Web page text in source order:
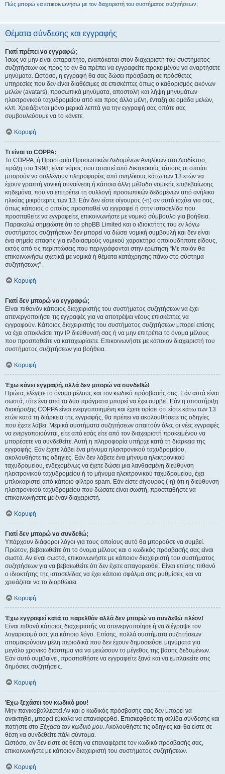
Πώς μπορώ να επικοινωνήσω με τον διαχειριστή του συστήματος συζητήσεων;
Θέματα σύνδεσης και εγγραφής
Γιατί πρέπει να εγγραφώ;
Ίσως να μην είναι απαραίτητο, εναπόκειται στον διαχειριστή του συστήματος
συζητήσεων ως προς το αν θα πρέπει να εγγραφείτε προκειμένου να αναρτήσετε
μηνύματα. Ωστόσο, η εγγραφή θα σας δώσει πρόσβαση σε πρόσθετες
υπηρεσίες που δεν είναι διαθέσιμες σε επισκέπτες όπως ο καθορισμός εικόνων
μελών (avatars), προσωπικά μηνύματα, αποστολή και λήψη μηνυμάτων
ηλεκτρονικού ταχυδρομείου από και προς άλλα μέλη, ένταξη σε ομάδα μελών,
κλπ. Χρειάζονται μόνο μερικά λεπτά για την εγγραφή σας οπότε σας
συμβουλεύουμε να το κάνετε.
Κορυφή
Τι είναι το COPPA;
Το COPPA, ή Προστασία Προσωπικών Δεδομένων Ανηλίκων στο Διαδίκτυο,
πράξη του 1998, είναι νόμος που απαιτεί από δικτυακούς τόπους οι οποίοι
μπορούν να συλλέγουν πληροφορίες από ανηλίκους κάτω των 13 ετών να
έχουν γραπτή γονική συναίνεση ή κάποια άλλη μέθοδο νομικής επιβεβαίωσης
κηδεμόνα, που να επιτρέπει τη συλλογή προσωπικών δεδομένων από ανήλικο
ηλικίας μικρότερης των 13. Εάν δεν είστε σίγουρος (-η) αν αυτό ισχύει για σας,
όπως κάποιος ο οποίος προσπαθεί να εγγραφεί ή στην ιστοσελίδα που
προσπαθείτε να εγγραφείτε, επικοινωνήστε με νομικό σύμβουλο για βοήθεια.
Παρακαλώ σημειώστε ότι το phpBB Limited και ο ιδιοκτήτης του εν λόγω
συστήματος συζητήσεων δεν μπορεί να δώσει νομική συμβουλή και δεν είναι
ένα σημείο επαφής για ενδοιασμούς νομικού χαρακτήρα οποιουδήποτε είδους,
εκτός από τις περιπτώσεις που περιγράφονται στην ερώτηση “Με ποιόν θα
επικοινωνήσω σχετικά με νομικά ή θέματα κατάχρησης πάνω στο σύστημα
συζητήσεων;”.
Κορυφή
Γιατί δεν μπορώ να εγγραφώ;
Είναι πιθανόν κάποιος διαχειριστής του συστήματος συζητήσεων να έχει
απενεργοποιήσει τις εγγραφές για να αποτρέψει νέους επισκέπτες να
εγγραφούν. Κάποιος διαχειριστής του συστήματος συζητήσεων μπορεί επίσης
να έχει αποκλείσει την IP διεύθυνσή σας ή να μην επιτρέπει το όνομα μέλους
που προσπαθείτε να καταχωρίσετε. Επικοινωνήστε με κάποιον διαχειριστή του
συστήματος συζητήσεων για βοήθεια.
Κορυφή
Έχω κάνει εγγραφή, αλλά δεν μπορώ να συνδεθώ!
Πρώτα, ελέγξτε το όνομα μέλους και τον κωδικό πρόσβασής σας. Εάν αυτά είναι
σωστά, τότε ένα από τα δύο πράγματα μπορεί να έχει συμβεί. Εάν η υποστήριξη
διακήρυξης COPPA είναι ενεργοποιημένη και έχετε ορίσει ότι είστε κάτω των 13
ετών κατά τη διάρκεια της εγγραφής, θα πρέπει να ακολουθήσετε τις οδηγίες
που έχετε λάβει. Μερικά συστήματα συζητήσεων απαιτούν όλες οι νέες εγγραφές
να ενεργοποιούνται, είτε από εσάς είτε από τον διαχειριστή προκειμένου να
μπορέσετε να συνδεθείτε. Αυτή η πληροφορία υπήρχε κατά τη διάρκεια της
εγγραφής. Εάν έχετε λάβει ένα μήνυμα ηλεκτρονικού ταχυδρομείου,
ακολουθήστε τις οδηγίες. Εάν δεν λάβετε ένα μήνυμα ηλεκτρονικού
ταχυδρομείου, ενδεχομένως να έχετε δώσει μια λανθασμένη διεύθυνση
ηλεκτρονικού ταχυδρομείου ή το μήνυμα ηλεκτρονικού ταχυδρομείου, έχει
μπλοκαριστεί από κάποιο φίλτρο spam. Εάν είστε σίγουρος (-η) ότι η διεύθυνση
ηλεκτρονικού ταχυδρομείου που δώσατε είναι σωστή, προσπαθήστε να
επικοινωνήσετε με έναν διαχειριστή.
Κορυφή
Γιατί δεν μπορώ να συνδεθώ;
Υπάρχουν διάφοροι λόγοι για τους οποίους αυτό θα μπορούσε να συμβεί.
Πρώτον, βεβαιωθείτε ότι το όνομα μέλους και ο κωδικός πρόσβασής σας είναι
σωστά. Αν είναι σωστά, επικοινωνήστε με κάποιον διαχειριστή του συστήματος
συζητήσεων για να βεβαιωθείτε ότι δεν έχετε απαγορευθεί. Είναι επίσης πιθανό
ο ιδιοκτήτης της ιστοσελίδας να έχει κάποιο σφάλμα στις ρυθμίσεις και να
χρειάζεται να το διορθώσει.
Κορυφή
Έχω εγγραφεί κατά το παρελθόν αλλά δεν μπορώ να συνδεθώ πλέον!
Είναι πιθανό κάποιος διαχειριστής να απενεργοποίησε ή να διέγραψε τον
λογαριασμό σας για κάποιο λόγο. Επίσης, πολλά συστήματα συζητήσεων
απομακρύνουν μέλη περιοδικά που δεν έχουν δημοσιεύσει μηνύματα για
μεγάλο χρονικό διάστημα για να μειώσουν το μέγεθος της βάσης δεδομένων.
Εάν αυτό συμβαίνει, προσπαθήστε να εγγραφείτε ξανά και να εμπλακείτε στις
δημόσιες συζητήσεις.
Κορυφή
Έχω ξεχάσει τον κωδικό μου!
Μην πανικοβάλλεστε! Αν και ο κωδικός πρόσβασής σας δεν μπορεί να
ανακτηθεί, μπορεί εύκολα να επαναφερθεί. Επισκεφθείτε τη σελίδα σύνδεσης και
πατήστε στο Ξέχασα τον κωδικό μου. Ακολουθήστε τις οδηγίες και θα είστε σε
θέση να συνδεθείτε πάλι σύντομα.
Ωστόσο, αν δεν είστε σε θέση να επαναφέρετε τον κωδικό πρόσβασής σας,
επικοινωνήστε με κάποιον διαχειριστή του συστήματος συζητήσεων.
Κορυφή